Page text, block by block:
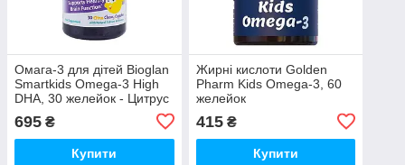
Омага-3 для дітей Bioglan
Smartkids Omega-3 High
DHA, 30 желейок - Цитрус
мозку
695 ₴
Купити
Жирні кислоти Golden
Pharm Kids Omega-3, 60
желейок
415₴
Купити